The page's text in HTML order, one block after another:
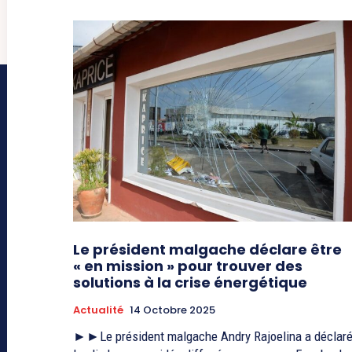
Le président malgache déclare être
« en mission » pour trouver des
solutions à la crise énergétique
Actualité 14 Octobre 2025
►►Le président malgache Andry Rajoelina a déclaré